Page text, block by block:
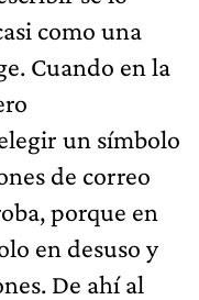
como una
Cuando en la
un símbolo
de correo
porque en
en desuso y
De ahí al